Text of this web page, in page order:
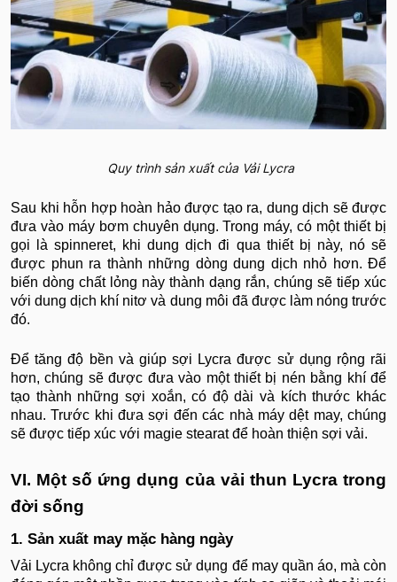
Quy trình sản xuất của Vải Lycra
Sau khi hỗn hợp hoàn hảo được tạo ra, dung dịch sẽ được
đưa vào máy bơm chuyên dụng. Trong máy, có một thiết bị
gọi là spinneret, khi dung dịch đi qua thiết bị này, nó sẽ
được phun ra thành những dòng dung dịch nhỏ hơn. Để
biến dòng chất lỏng này thành dạng rắn, chúng sẽ tiếp xúc
với dung dịch khí nitơ và dung môi đã được làm nóng trước
đó.
Để tăng độ bền và giúp sợi Lycra được sử dụng rộng rãi
hơn, chúng sẽ được đưa vào một thiết bị nén bằng khí để
tạo thành những sợi xoắn, có độ dài và kích thước khác
nhau. Trước khi đưa sợi đến các nhà máy dệt may, chúng
sẽ được tiếp xúc với magie stearat để hoàn thiện sợi vải.
VI. Một số ứng dụng của vải thun Lycra trong
đời sống
1. Sản xuất may mặc hàng ngày
Vải Lycra không chỉ được sử dụng để may quần áo, mà còn